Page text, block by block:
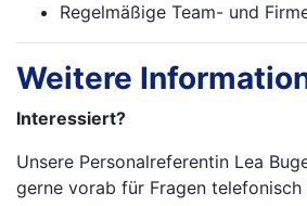
Regelmäßige Team- und
Weitere
Interessiert?
Unsere Personalreferentin Lea
gerne vorab für Fragen